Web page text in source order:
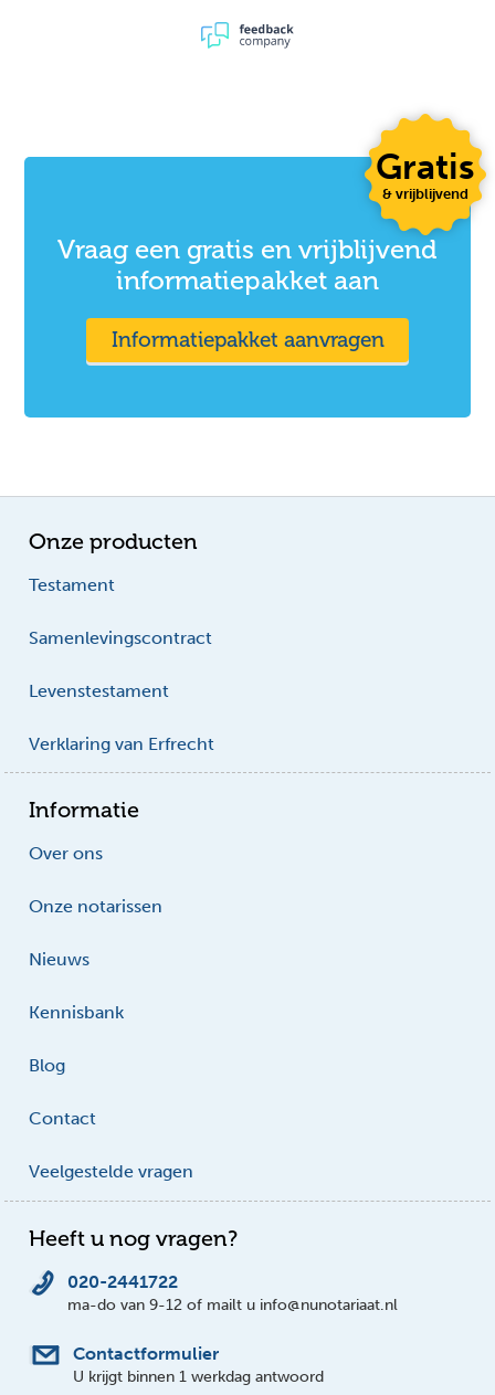
Vraag een gratis en vrijblijvend
informatiepakket aan
Informatiepakket aanvragen
Gratis
& vrijblijvend
Onze producten
Testament
Samenlevingscontract
Levenstestament
Verklaring van Erfrecht
Informatie
Over ons
Onze notarissen
Nieuws
Kennisbank
Blog
Contact
Veelgestelde vragen
Heeft u nog vragen?
020-2441722
ma-do van 9-12 of mailt u info@nunotariaat.nl
Contactformulier
U krijgt binnen 1 werkdag antwoord